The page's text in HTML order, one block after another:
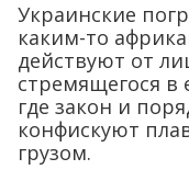
Украинские
каким-то
действуют от
стремящегося в
где закон и
конфискуют
грузом.